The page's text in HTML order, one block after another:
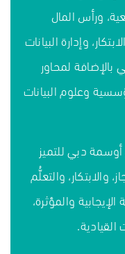
ورأس المال
وإدارة البيانات
لمحاور
وعلوم البيانات
دبي للتميز
والابتكار، والتعلُّم
والمؤثرة،
القيادية.